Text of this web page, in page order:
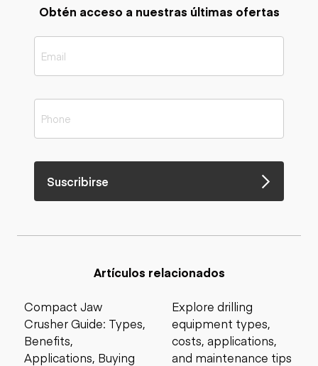
Obtén acceso a nuestras últimas ofertas
Suscribirse
Artículos relacionados
Compact Jaw
Crusher Guide: Types,
Benefits,
Applications, Buying
Explore drilling
equipment types,
costs, applications,
and maintenance tips